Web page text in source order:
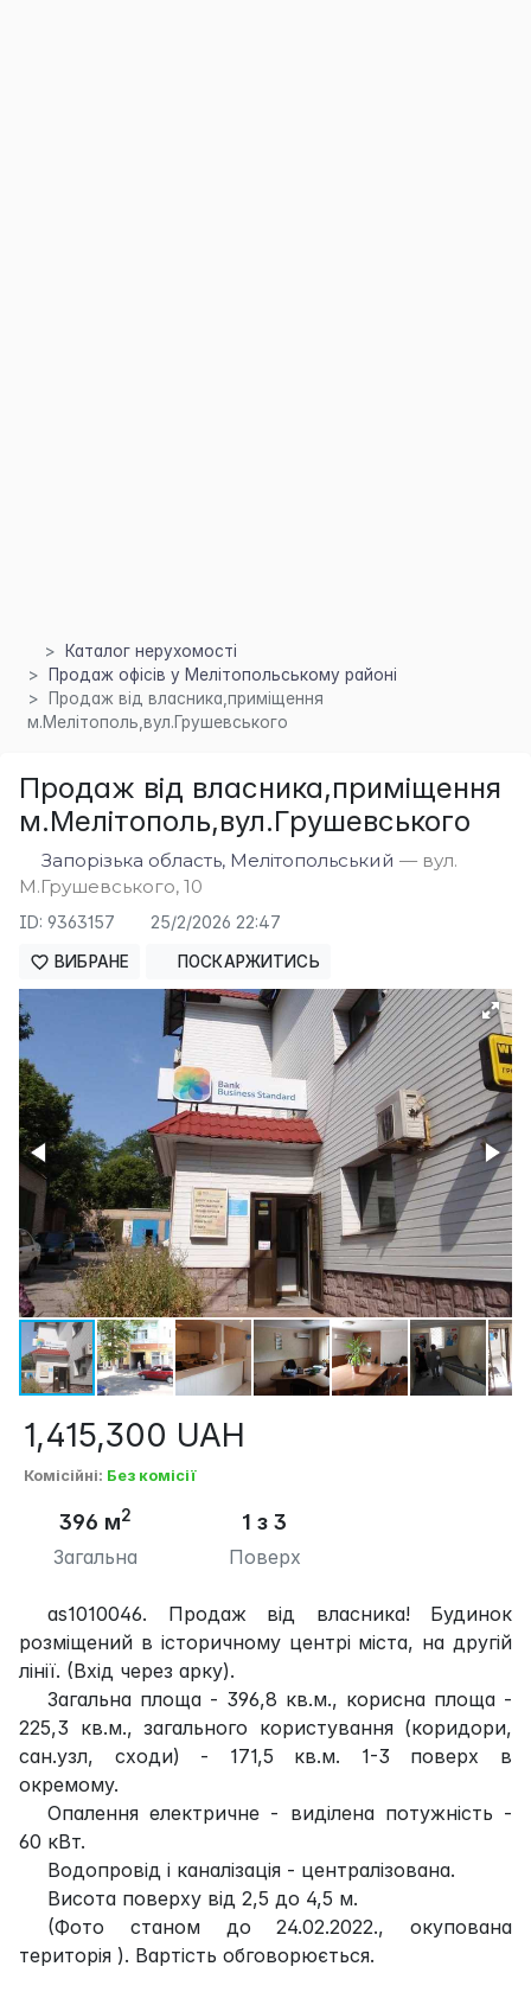
Каталог нерухомості
Продаж офісів у Мелітопольському районі
Продаж від власника,приміщення
м.Мелітополь,вул.Грушевського
Продаж від власника,приміщення
м.Мелітополь,вул.Грушевського
Запорізька область, Мелітопольський — вул.
М.Грушевського, 10
ID: 9363157 25/2/2026 22:47
ВИБРАНЕ ПОСКАРЖИТИСЬ
1,415,300 UAH
Комісійні: Без комісії
396 м2
Загальна
1 з 3
Поверх
as1010046. Продаж від власника! Будинок
розміщений в історичному центрі міста, на другій
лінії. (Вхід через арку).
Загальна площа - 396,8 кв.м., корисна площа -
225,3 кв.м., загального користування (коридори,
сан.узл, сходи) - 171,5 кв.м. 1-3 поверх в
окремому.
Опалення електричне - виділена потужність -
60 кВт.
Водопровід і каналізація - централізована.
Висота поверху від 2,5 до 4,5 м.
(Фото станом до 24.02.2022., окупована
територія ). Вартість обговорюється.